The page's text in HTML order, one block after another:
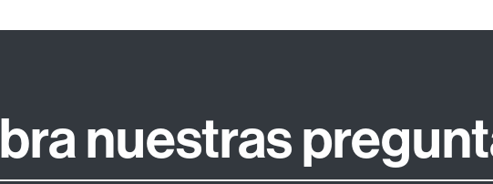
nuestras